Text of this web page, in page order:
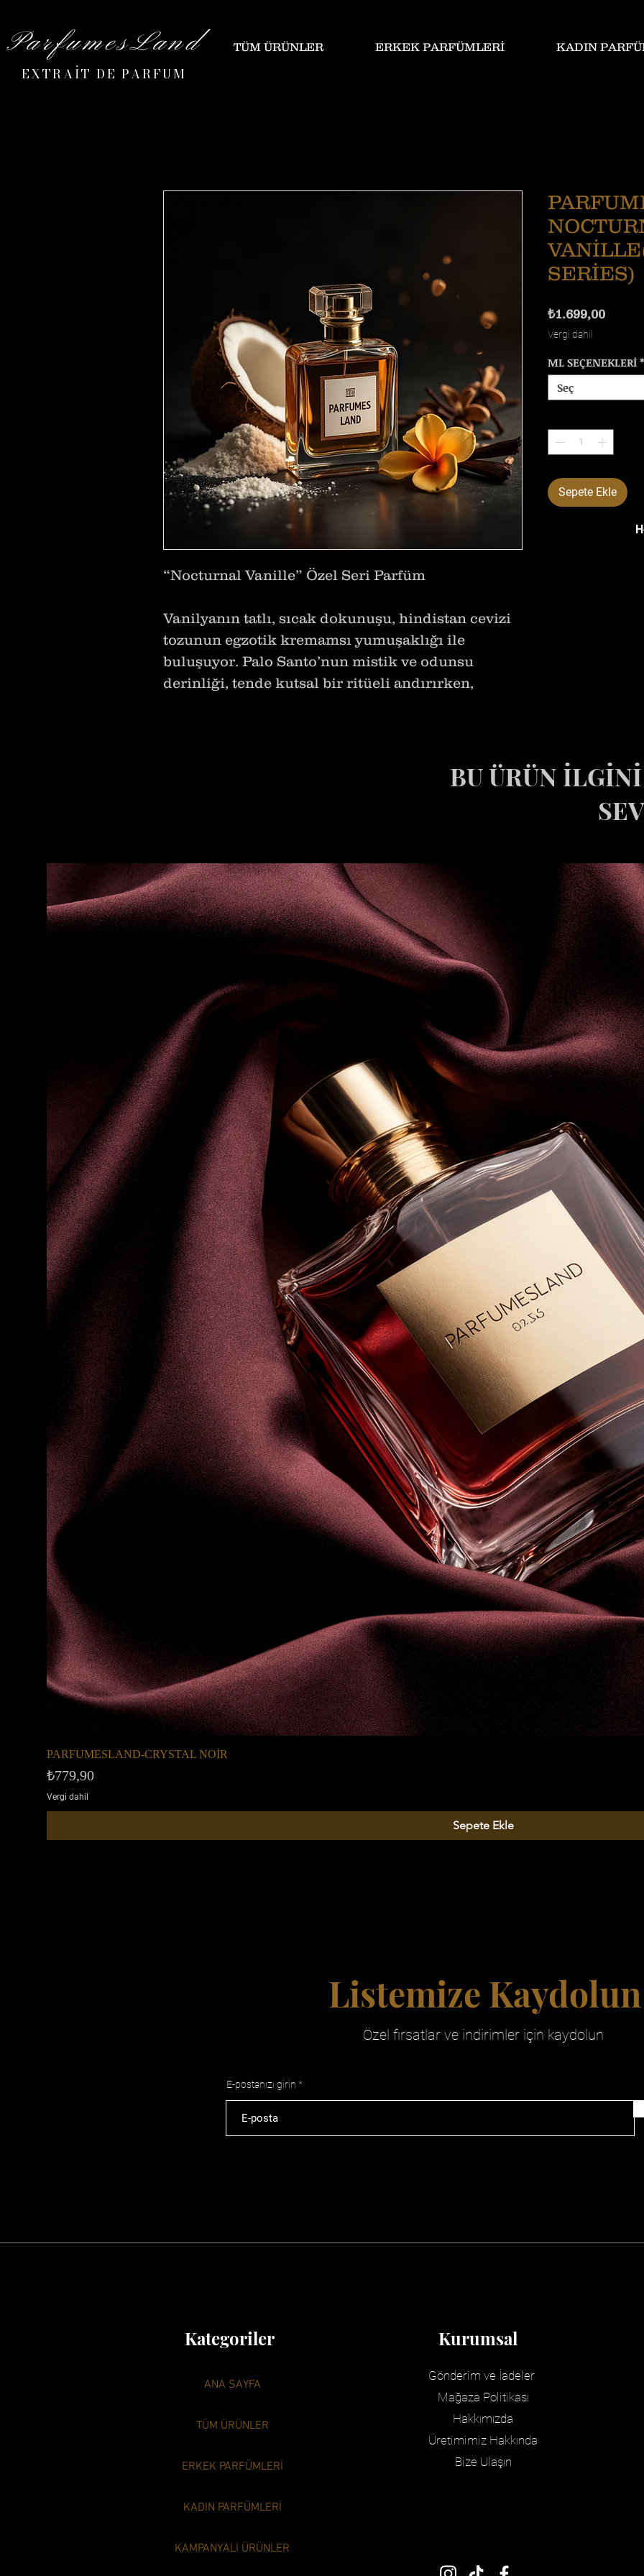
TÜM ÜRÜNLER ERKEK PARFÜMLERİ KADIN
ParfumesLand
EXTRAİT DE PARFUM
“Nocturnal Vanille” Özel Seri Parfüm
Vanilyanın tatlı, sıcak dokunuşu, hindistan cevizi
tozunun egzotik kremamsı yumuşaklığı ile
buluşuyor. Palo Santo’nun mistik ve odunsu
derinliği, tende kutsal bir ritüeli andırırken,
Gün ışığının zarif dokunuşundan gece yarısının
gizemli cazibesine kadar, her an teninizde duyusal
Zamansız ve sofistike yapısıyla gündüzden geceye,
her anın eşlikçisi olacak “Nocturnal Vanille”,
sınırları aşan bir baştan çıkarıcılığı teninize taşır.
SERİES)
₺1.699,00Fiyat
Vergi dahil
ML SEÇENEKLERİ *
Seç
Sepete Ekle
BU ÜRÜN
PARFUMESLAND-CRYSTAL NOİR
Fiyat
₺779,90
Vergi dahil
Sepete Ekle
Listemize Kaydolun
Özel fırsatlar ve indirimler için kaydolun
E-postanızı girin
Kategoriler
ANA SAYFA
TÜM ÜRÜNLER
ERKEK PARFÜMLERİ
KADIN PARFÜMLERİ
KAMPANYALI ÜRÜNLER
Kurumsal
Gönderim ve İadeler
Mağaza Politikası
Hakkımızda
Üretimimiz Hakkında
Bize Ulaşın